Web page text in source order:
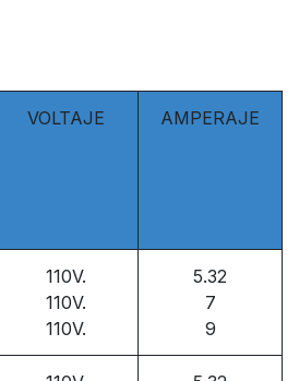
VOLTAJE AMPERAJE
110V.
110V.
110V.
5.32
7
9